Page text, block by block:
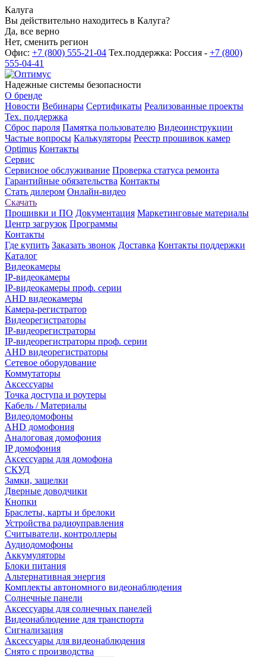
Калуга
Вы действительно находитесь в Калуга?
Да, все верно
Нет, сменить регион
Офис: +7 (800) 555-21-04 Тех.поддержка: Россия - +7 (800)
555-04-41
Надежные системы безопасности
О бренде
Новости Вебинары Сертификаты Реализованные проекты
Тех. поддержка
Сброс пароля Памятка пользователю Видеоинструкции
Частые вопросы Калькуляторы Реестр прошивок камер
Optimus Контакты
Сервис
Сервисное обслуживание Проверка статуса ремонта
Гарантийные обязательства Контакты
Стать дилером Онлайн-видео
Скачать
Прошивки и ПО Документация Маркетинговые материалы
Центр загрузок Программы
Контакты
Где купить Заказать звонок Доставка Контакты поддержки
Каталог
Видеокамеры
IP-видеокамеры
IP-видеокамеры проф. серии
AHD видеокамеры
Камера-регистратор
Видеорегистраторы
IP-видеорегистраторы
IP-видеорегистраторы проф. серии
AHD видеорегистраторы
Сетевое оборудование
Коммутаторы
Аксессуары
Точка доступа и роутеры
Кабель / Материалы
Видеодомофоны
AHD домофония
Аналоговая домофония
IP домофония
Аксессуары для домофона
СКУД
Замки, защелки
Дверные доводчики
Кнопки
Браслеты, карты и брелоки
Устройства радиоуправления
Считыватели, контроллеры
Аудиодомофоны
Аккумуляторы
Блоки питания
Альтернативная энергия
Комплекты автономного видеонаблюдения
Солнечные панели
Аксессуары для солнечных панелей
Видеонаблюдение для транспорта
Сигнализация
Аксессуары для видеонаблюдения
Снято с производства